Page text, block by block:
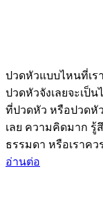
ปวดหัวแบบไหนที่เร
ปวดหัวจังเลยจะเป็
ที่ปวดหัว หรือปวดหั
เลย ความคิดมาก รู้
ธรรมดา หรือเราค
อ่านต่อ